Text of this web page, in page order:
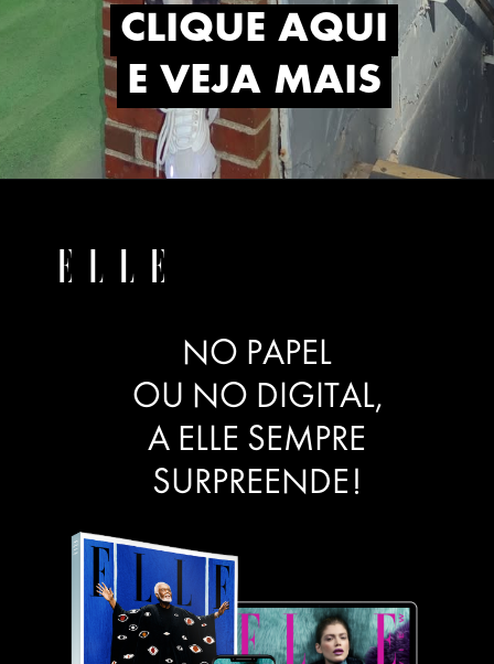
CLIQUE AQUI
E VEJA MAIS
CLIQUE AQUI
E VEJA MAIS
NO PAPEL
OU NO DIGITAL,
A ELLE SEMPRE
SURPREENDE!